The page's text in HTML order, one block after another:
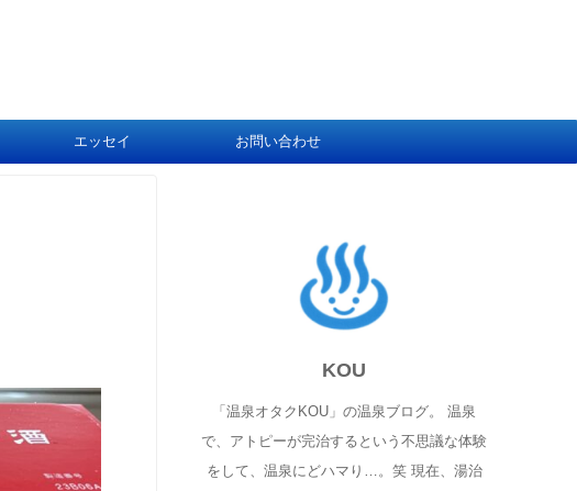
エッセイ お問い合わせ
KOU
「温泉オタクKOU」の温泉ブログ。 温泉
で、アトピーが完治するという不思議な体験
をして、温泉にどハマり…。笑 現在、湯治